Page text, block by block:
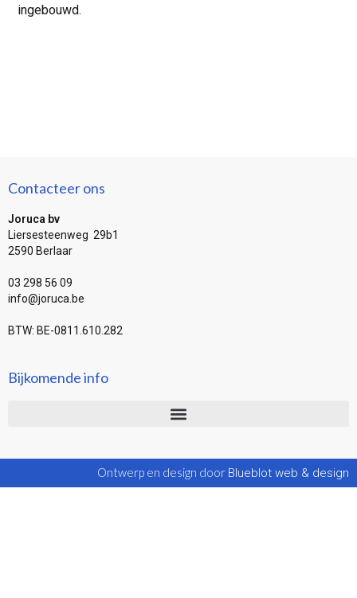
ingebouwd.
Contacteer ons
Joruca bv
Liersesteenweg 29b1
2590 Berlaar
03 298 56 09
info@joruca.be
BTW: BE-0811.610.282
Bijkomende info
Ontwerp en design door Blueblot web & design